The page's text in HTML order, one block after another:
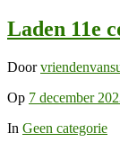
Laden 11e
Door
Op 7 december
In Geen categorie